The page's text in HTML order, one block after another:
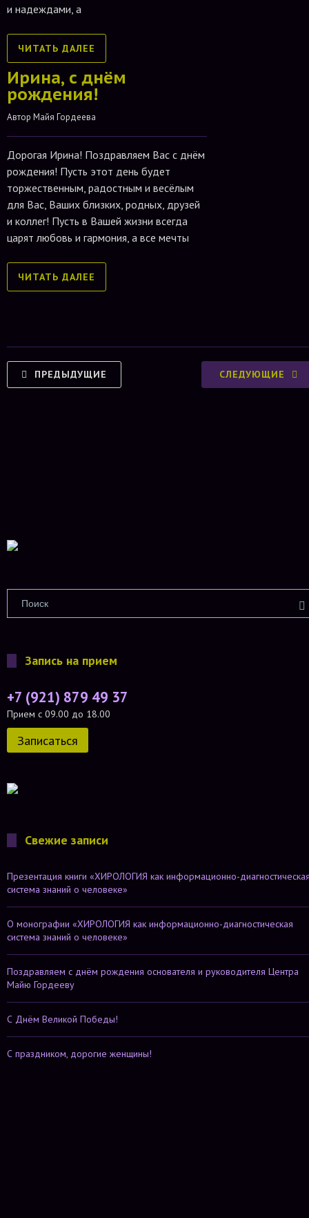
и надеждами, а
ЧИТАТЬ ДАЛЕЕ
Ирина, с днём
рождения!
Автор Майя Гордеева
Дорогая Ирина! Поздравляем Вас с днём
рождения! Пусть этот день будет
торжественным, радостным и весёлым
для Вас, Ваших близких, родных, друзей
и коллег! Пусть в Вашей жизни всегда
царят любовь и гармония, а все мечты
ЧИТАТЬ ДАЛЕЕ
СЛЕДУЮЩИЕ
ПРЕДЫДУЩИЕ
Запись на прием
+7 (921) 879 49 37
Прием с 09.00 до 18.00
Записаться
Свежие записи
Презентация книги «ХИРОЛОГИЯ как информационно-
система знаний о человеке»
О монографии «ХИРОЛОГИЯ как информационно-диагностическая
система знаний о человеке»
Поздравляем с днём рождения основателя и руководителя Центра
Майю Гордееву
С Днём Великой Победы!
С праздником, дорогие женщины!